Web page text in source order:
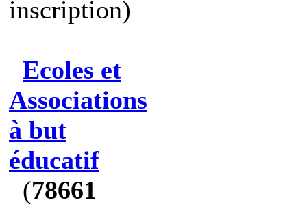
inscription)
Ecoles et
Associations
à but
éducatif
(78661